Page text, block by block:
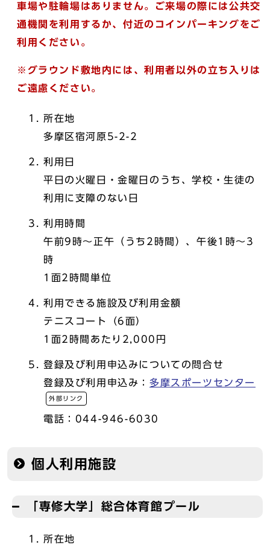
車場や駐輪場はありません。ご来場の際には公共交
通機関を利用するか、付近のコインパーキングをご
利用ください。
※グラウンド敷地内には、利用者以外の立ち入りは
ご遠慮ください。
所在地
多摩区宿河原5-2-2
利用日
平日の火曜日・金曜日のうち、学校・生徒の
利用に支障のない日
利用時間
午前9時～正午（うち2時間）、午後1時～3
時
1面2時間単位
利用できる施設及び利用金額
テニスコート（6面）
1面2時間あたり2,000円
登録及び利用申込みについての問合せ
登録及び利用申込み： 多摩スポーツセンター
外部リンク
電話：044-946-6030
個人利用施設
「専修大学」総合体育館プール
所在地